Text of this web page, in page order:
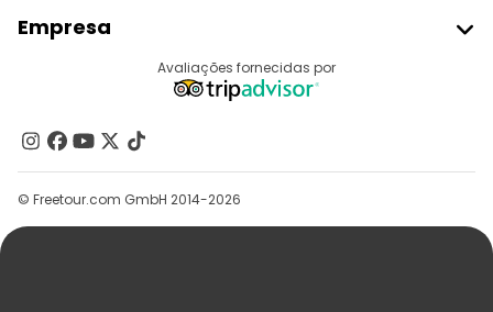
Registo Do Fornecedor
Programa De Afiliados
Empresa
Contacte-Nos
Grupos
Ajuda
Avaliações fornecidas por
© Freetour.com GmbH 2014-2026